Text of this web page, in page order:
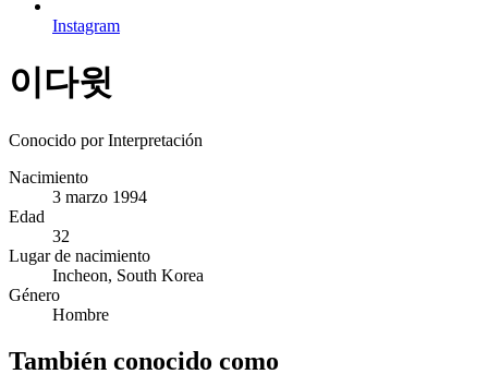
Instagram
이다윗
Conocido por Interpretación
Nacimiento
3 marzo 1994
Edad
32
Lugar de nacimiento
Incheon, South Korea
Género
Hombre
También conocido como